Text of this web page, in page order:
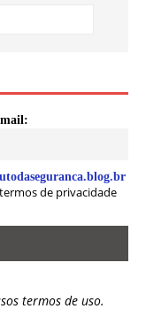
de privacidade
termos de uso.